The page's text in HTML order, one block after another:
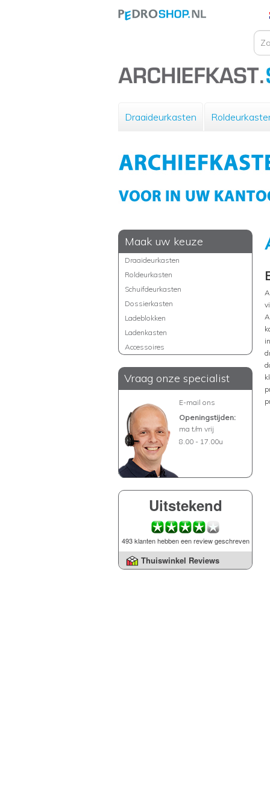
Draaideurkasten
Maak uw keuze
Draaideurkasten
Roldeurkasten
Schuifdeurkasten
Dossierkasten
Ladeblokken
Ladenkasten
Accessoires
Vraag onze specialist
E-mail ons
Openingstijden:
ma t/m vrij
8.00 - 17.00u
Uitstekend
493 klanten hebben een review geschreven
Thuiswinkel Reviews